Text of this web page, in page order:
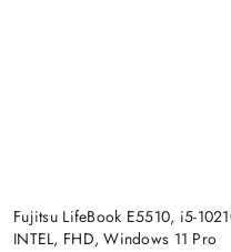
Fujitsu LifeBook E5510, i5-
INTEL, FHD, Windows 11 Pro